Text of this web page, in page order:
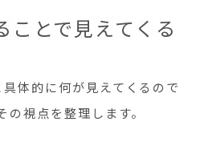
ことで見えてくる
体的に何が見えてくるので
視点を整理します。